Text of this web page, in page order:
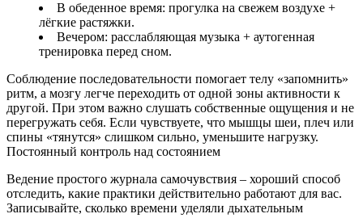
В обеденное время: прогулка на свежем воздухе +
лёгкие растяжки.
Вечером: расслабляющая музыка + аутогенная
тренировка перед сном.
Соблюдение последовательности помогает телу «запомнить»
ритм, а мозгу легче переходить от одной зоны активности к
другой. При этом важно слушать собственные ощущения и не
перегружать себя. Если чувствуете, что мышцы шеи, плеч или
спины «тянутся» слишком сильно, уменьшите нагрузку.
Постоянный контроль над состоянием
Ведение простого журнала самочувствия – хороший способ
отследить, какие практики действительно работают для вас.
Записывайте, сколько времени уделяли дыхательным